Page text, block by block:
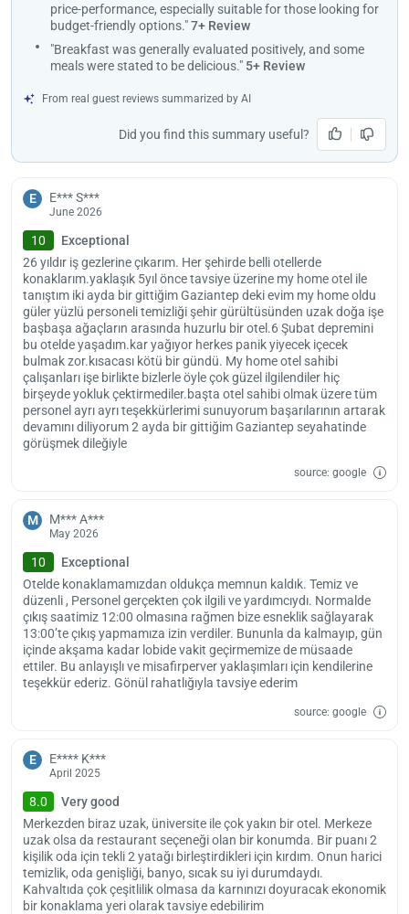
price-performance, especially suitable for those looking for
budget-friendly options."7+ Review
"Breakfast was generally evaluated positively, and some
meals were stated to be delicious." 5+ Review
From real guest reviews summarized by AI
Did you find this summary useful?
E E*** S***
June 2026
10
Exceptional
26 yıldır iş gezlerine çıkarım. Her şehirde belli otellerde
konaklarım.yaklaşık 5yıl önce tavsiye üzerine my home otel ile
tanıştım iki ayda bir gittiğim Gaziantep deki evim my home oldu
güler yüzlü personeli temizliği şehir gürültüsünden uzak doğa işe
başbaşa ağaçların arasında huzurlu bir otel.6 Şubat depremini
bu otelde yaşadım.kar yağıyor herkes panik yiyecek içecek
bulmak zor.kısacası kötü bir gündü. My home otel sahibi
çalışanları işe birlikte bizlerle öyle çok güzel ilgilendiler hiç
birşeyde yokluk çektirmediler.başta otel sahibi olmak üzere tüm
personel ayrı ayrı teşekkürlerimi sunuyorum başarılarının artarak
devamını diliyorum 2 ayda bir gittiğim Gaziantep seyahatinde
görüşmek dileğiyle
source: google
M M*** A***
May 2026
10
Exceptional
Otelde konaklamamızdan oldukça memnun kaldık. Temiz ve
düzenli , Personel gerçekten çok ilgili ve yardımcıydı. Normalde
çıkış saatimiz 12:00 olmasına rağmen bize esneklik sağlayarak
13:00’te çıkış yapmamıza izin verdiler. Bununla da kalmayıp, gün
içinde akşama kadar lobide vakit geçirmemize de müsaade
ettiler. Bu anlayışlı ve misafirperver yaklaşımları için kendilerine
teşekkür ederiz. Gönül rahatlığıyla tavsiye ederim
source: google
E E**** K***
April 2025
8.0
Very good
Merkezden biraz uzak, üniversite ile çok yakın bir otel. Merkeze
uzak olsa da restaurant seçeneği olan bir konumda. Bir puanı 2
kişilik oda için tekli 2 yatağı birleştirdikleri için kırdım. Onun harici
temizlik, oda genişliği, banyo, sıcak su iyi durumdaydı.
Kahvaltıda çok çeşitlilik olmasa da karnınızı doyuracak ekonomik
bir konaklama yeri olarak tavsiye edebilirim